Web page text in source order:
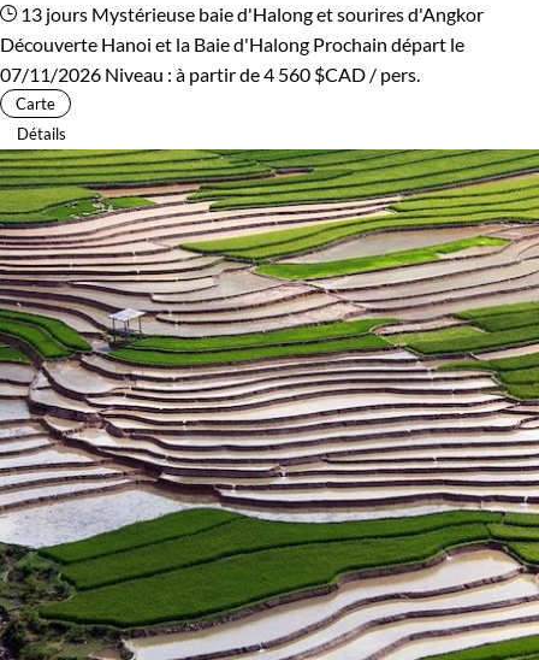
13 jours Mystérieuse baie d'Halong et sourires d'Angkor
Découverte Hanoi et la Baie d'Halong Prochain départ le
07/11/2026 Niveau : à partir de4 560 $CAD / pers.
Carte
Détails